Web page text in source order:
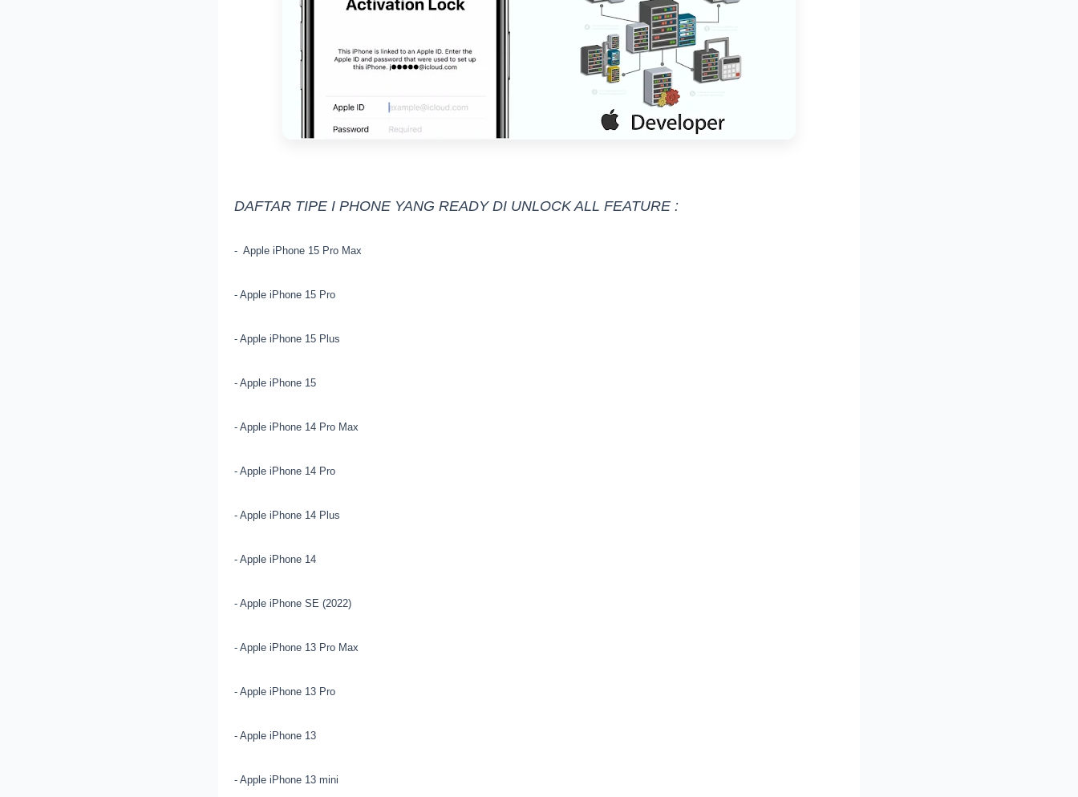
DAFTAR TIPE I PHONE YANG READY DI UNLOCK ALL FEATURE :
- Apple iPhone 15 Pro Max
- Apple iPhone 15 Pro
- Apple iPhone 15 Plus
- Apple iPhone 15
- Apple iPhone 14 Pro Max
- Apple iPhone 14 Pro
- Apple iPhone 14 Plus
- Apple iPhone 14
- Apple iPhone SE (2022)
- Apple iPhone 13 Pro Max
- Apple iPhone 13 Pro
- Apple iPhone 13
- Apple iPhone 13 mini